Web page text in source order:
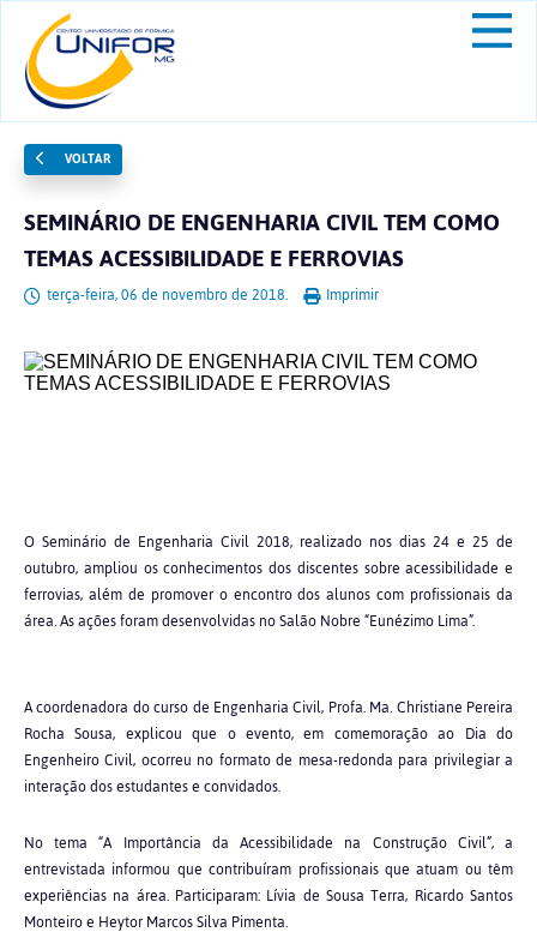
VOLTAR
SEMINÁRIO DE ENGENHARIA CIVIL TEM COMO
TEMAS ACESSIBILIDADE E FERROVIAS
terça-feira, 06 de novembro de 2018. Imprimir
O Seminário de Engenharia Civil 2018, realizado nos dias 24 e 25 de
outubro, ampliou os conhecimentos dos discentes sobre acessibilidade e
ferrovias, além de promover o encontro dos alunos com profissionais da
área. As ações foram desenvolvidas no Salão Nobre “Eunézimo Lima”.
A coordenadora do curso de Engenharia Civil, Profa. Ma. Christiane Pereira
Rocha Sousa, explicou que o evento, em comemoração ao Dia do
Engenheiro Civil, ocorreu no formato de mesa-redonda para privilegiar a
interação dos estudantes e convidados.
No tema “A Importância da Acessibilidade na Construção Civil”, a
entrevistada informou que contribuíram profissionais que atuam ou têm
experiências na área. Participaram: Lívia de Sousa Terra, Ricardo Santos
Monteiro e Heytor Marcos Silva Pimenta.